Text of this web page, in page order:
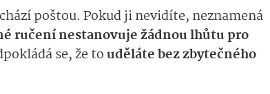
poštou. Pokud ji nevidíte, neznamená
ručení nestanovuje žádnou lhůtu pro
se, že touděláte bez zbytečného